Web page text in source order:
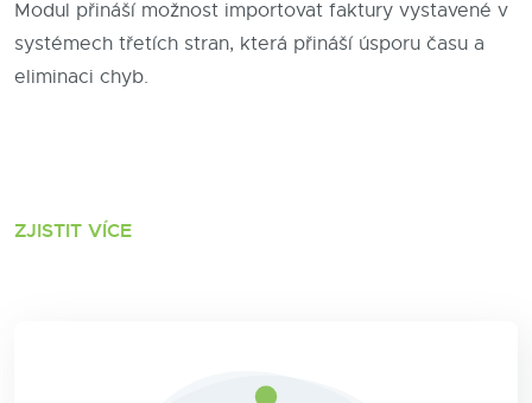
Modul přináší možnost importovat faktury vystavené v
systémech třetích stran, která přináší úsporu času a
eliminaci chyb.
ZJISTIT VÍCE